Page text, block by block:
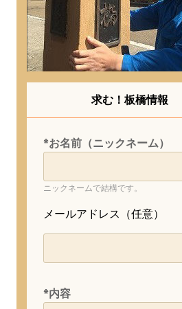
求む！板橋情報
*お名前（ニックネーム）
ニックネームで結構です。
メールアドレス（任意）
*内容